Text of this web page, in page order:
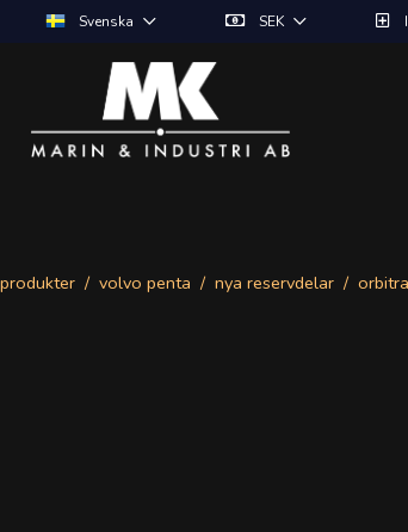
Svenska SEK
produkter volvo penta nya reservdelar